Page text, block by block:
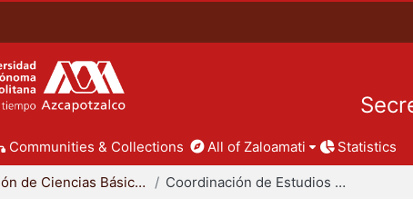
Communities & Collections All of Zaloamati Statistics
División de Ciencias Básicas e Ingeniería Coordinación de Estudios de Posgrado - CBI